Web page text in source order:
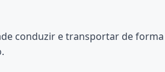
conduzir e transportar de